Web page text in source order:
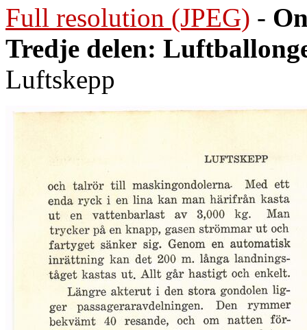
Full resolution (JPEG) -
Tredje delen:
Luftskepp